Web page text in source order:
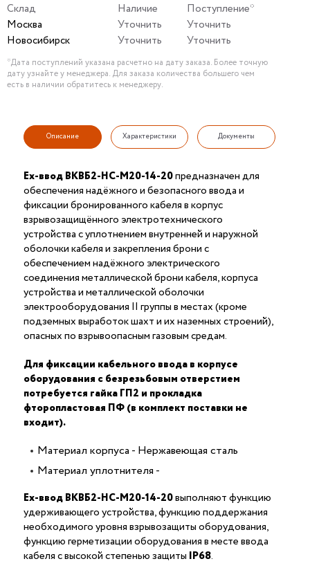
Склад Наличие
Поступление*
Москва
Уточнить
Уточнить
Новосибирск
Уточнить Уточнить
*Дата поступлений указана расчетно на дату заказа. Более точную
дату узнайте у менеджера. Для заказа количества большего чем
есть в наличии обратитесь к менеджеру.
Описание Характеристики Документы
Ех-ввод ВКВБ2-НС-M20-14-20предназначен для
обеспечения надёжного и безопасного ввода и
фиксации бронированного кабеля в корпус
взрывозащищённого электротехнического
устройства с уплотнением внутренней и наружной
оболочки кабеля и закрепления брони с
обеспечением надёжного электрического
соединения металлической брони кабеля, корпуса
устройства и металлической оболочки
электрооборудования II группы в местах (кроме
подземных выработок шахт и их наземных строений),
опасных по взрывоопасным газовым средам.
Для фиксации кабельного ввода в корпусе
оборудования с безрезьбовым отверстием
потребуется гайка ГП2 и прокладка
фторопластовая ПФ (в комплект поставки не
входит).
Материал корпуса - Нержавеющая сталь
Материал уплотнителя -
Ех-ввод ВКВБ2-НС-M20-14-20выполняют функцию
удерживающего устройства, функцию поддержания
необходимого уровня взрывозащиты оборудования,
функцию герметизации оборудования в месте ввода
кабеля с высокой степенью защиты IP68.